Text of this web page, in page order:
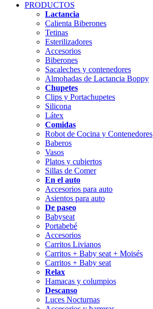
PRODUCTOS
Lactancia
Calienta Biberones
Tetinas
Esterilizadores
Accesorios
Biberones
Sacaleches y contenedores
Almohadas de Lactancia Boppy
Chupetes
Clips y Portachupetes
Silicona
Látex
Comidas
Robot de Cocina y Contenedores
Baberos
Vasos
Platos y cubiertos
Sillas de Comer
En el auto
Accesorios para auto
Asientos para auto
De paseo
Babyseat
Portabebé
Accesorios
Carritos Livianos
Carritos + Baby seat + Moisés
Carritos + Baby seat
Relax
Hamacas y columpios
Descanso
Luces Nocturnas